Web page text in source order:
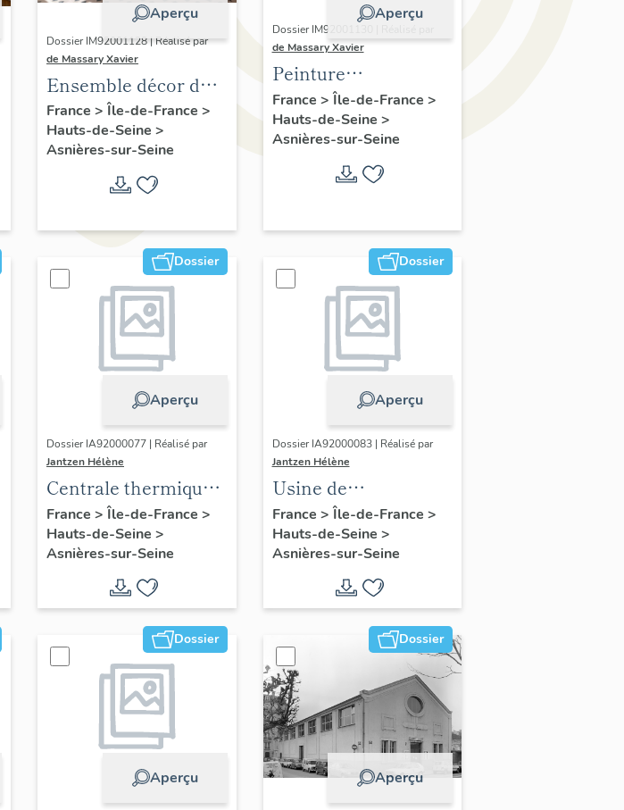
Aperçu
Dossier IM92001128 | Réalisé par
de Massary Xavier
Ensemble décor de
la salle à manger
(frise)
France > Île-de-France >
Hauts-de-Seine >
Asnières-sur-Seine
Aperçu
Dossier IM92001130 | Réalisé par
de Massary Xavier
Peinture
monumentale :
laissez venir à moi
les petits enfants
France > Île-de-France >
Hauts-de-Seine >
Asnières-sur-Seine
Dossier
Aperçu
Dossier IA92000077 | Réalisé par
Jantzen Hélène
Centrale thermique
appelée usine
électrique du
Triphasé (vestiges)
France > Île-de-France >
Hauts-de-Seine >
Asnières-sur-Seine
Dossier
Aperçu
Dossier IA92000083 | Réalisé par
Jantzen Hélène
Usine de
maroquinerie Louis
Vuitton
France > Île-de-France >
Hauts-de-Seine >
Asnières-sur-Seine
Dossier
Aperçu
Dossier
Aperçu